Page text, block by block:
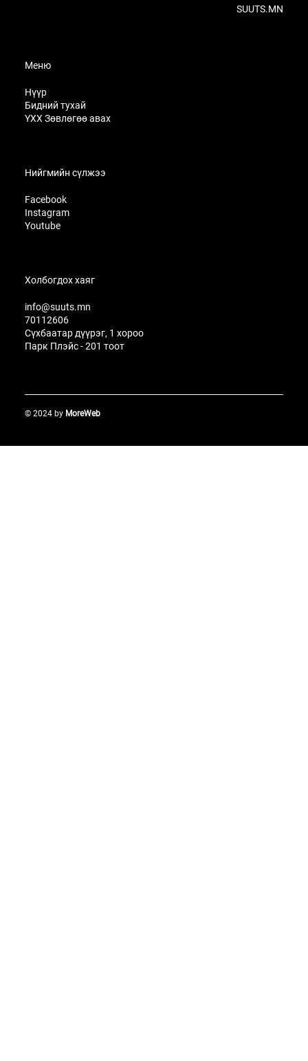
SUUTS.MN
Меню
Нүүр
Бидний тухай
ҮХХ Зөвлөгөө авах
Нийгмийн сүлжээ
Facebook
Instagram
Youtube
Холбогдох хаяг
info@suuts.mn
70112606
Сүхбаатар дүүрэг, 1 хороо
Парк Плэйс - 201 тоот
© 2024 by MoreWeb